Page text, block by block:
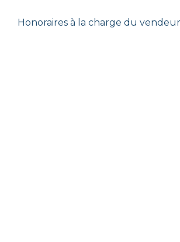
Honoraires à la charge du vendeur